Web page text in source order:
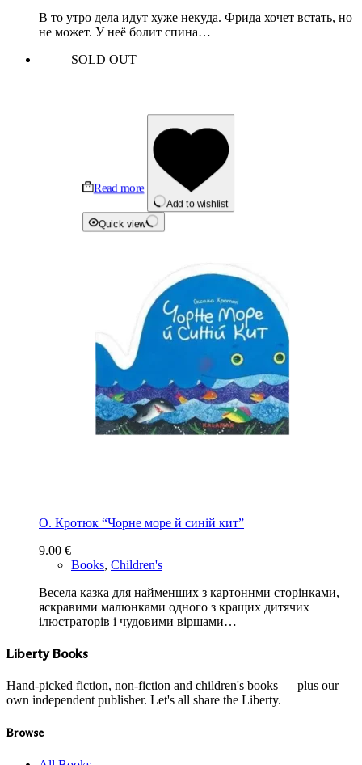
В то утро дела идут хуже некуда. Фрида хочет встать, но
не может. У неё болит спина…
SOLD OUT
Read more
Add to wishlist
Quick view
О. Кротюк “Чорне море й синій кит”
9.00 €
Books, Children's
Весела казка для найменших з картоннми сторінками,
яскравими малюнками одного з кращих дитячих
ілюстраторів і чудовими віршами…
Liberty Books
Hand-picked fiction, non-fiction and children's books — plus our
own independent publisher. Let's all share the Liberty.
Browse